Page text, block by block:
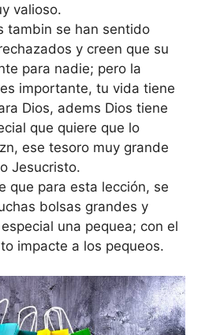
valioso.
tambin se han sentido
y creen que su
para nadie; pero la
importante, tu vida tiene
Dios, adems Dios tiene
que quiere que lo
ese tesoro muy grande
Jesucristo.
que para esta lección, se
bolsas grandes y
una pequea; con el
impacte a los pequeos.